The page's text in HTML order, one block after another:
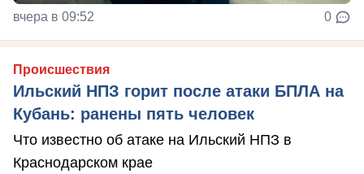
вчера в 09:52 0
Происшествия
Ильский НПЗ горит после атаки БПЛА на
Кубань: ранены пять человек
Что известно об атаке на Ильский НПЗ в
Краснодарском крае